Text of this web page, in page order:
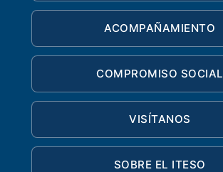
ACOMPAÑAMIENTO
COMPROMISO SOCIAL
VISÍTANOS
SOBRE EL ITESO